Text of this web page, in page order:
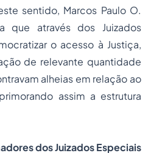
sentido, Marcos Paulo O.
que através dos Juizados
o acesso à Justiça,
de relevante quantidade
alheias em relação ao
assim a estrutura
dos Juizados Especiais